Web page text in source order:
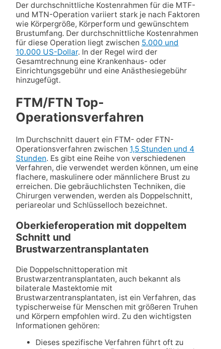
Der durchschnittliche Kostenrahmen für die MTF-
und MTN-Operation variiert stark je nach Faktoren
wie Körpergröße, Körperform und gewünschtem
Brustumfang. Der durchschnittliche Kostenrahmen
für diese Operation liegt zwischen 5.000 und
10.000 US-Dollar. In der Regel wird der
Gesamtrechnung eine Krankenhaus- oder
Einrichtungsgebühr und eine Anästhesiegebühr
hinzugefügt.
FTM/FTN Top-
Operationsverfahren
Im Durchschnitt dauert ein FTM- oder FTN-
Operationsverfahren zwischen 1,5 Stunden und 4
Stunden. Es gibt eine Reihe von verschiedenen
Verfahren, die verwendet werden können, um eine
flachere, maskulinere oder männlichere Brust zu
erreichen. Die gebräuchlichsten Techniken, die
Chirurgen verwenden, werden als Doppelschnitt,
periareolar und Schlüsselloch bezeichnet.
Oberkieferoperation mit doppeltem
Schnitt und
Brustwarzentransplantaten
Die Doppelschnittoperation mit
Brustwarzentransplantaten, auch bekannt als
bilaterale Mastektomie mit
Brustwarzentransplantaten, ist ein Verfahren, das
typischerweise für Menschen mit größeren Truhen
und Körpern empfohlen wird. Zu den wichtigsten
Informationen gehören:
Dieses spezifische Verfahren führt oft zu